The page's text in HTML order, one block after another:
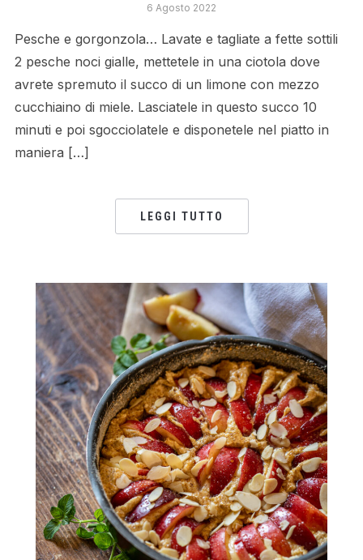
6 Agosto 2022
Pesche e gorgonzola… Lavate e tagliate a fette sottili
2 pesche noci gialle, mettetele in una ciotola dove
avrete spremuto il succo di un limone con mezzo
cucchiaino di miele. Lasciatele in questo succo 10
minuti e poi sgocciolatele e disponetele nel piatto in
maniera […]
LEGGI TUTTO